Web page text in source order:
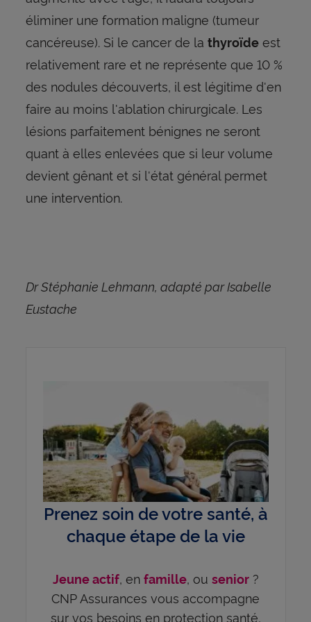
éliminer une formation maligne (tumeur
cancéreuse). Si le cancer de la thyroïdeest
relativement rare et ne représente que 10 %
des nodules découverts, il est légitime d'en
faire au moins l'ablation chirurgicale. Les
lésions parfaitement bénignes ne seront
quant à elles enlevées que si leur volume
devient gênant et si l'état général permet
une intervention.
Dr Stéphanie Lehmann, adapté par Isabelle
Eustache
Prenez soin de votre santé, à
chaque étape de la vie
Jeune actif, en famille, ou senior?
CNP Assurances vous accompagne
sur vos besoins en protection santé,